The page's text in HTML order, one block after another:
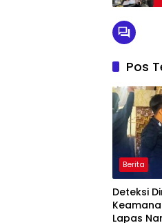
Pos
Berita
Deteksi
Lapas